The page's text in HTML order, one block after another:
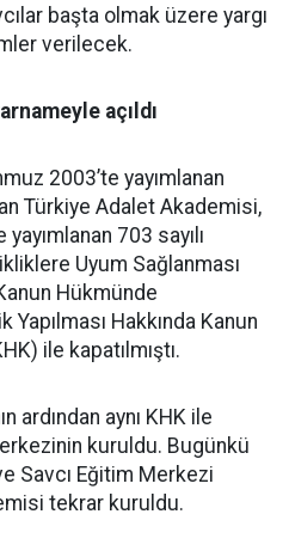
başta olmak üzere yargı
verilecek.
açıldı
2003’te yayımlanan
Türkiye Adalet Akademisi,
703 sayılı
Uyum Sağlanması
Hükmünde
Hakkında Kanun
ile kapatılmıştı.
ardından aynı KHK ile
kuruldu. Bugünkü
Savcı Eğitim Merkezi
tekrar kuruldu.